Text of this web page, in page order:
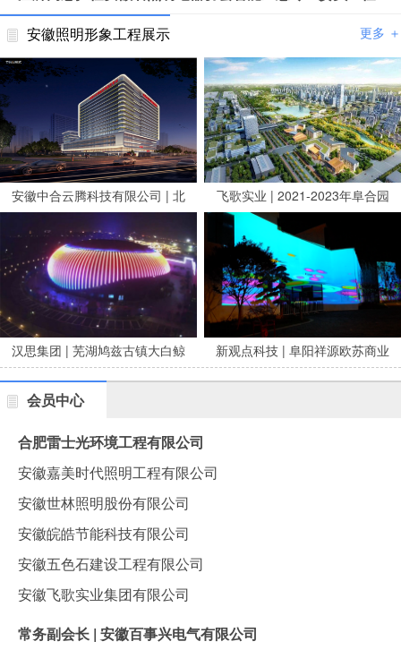
安徽照明形象工程展示
更多 ＋
安徽中合云腾科技有限公司 | 北
京安贞医院安徽医院亮化项目
飞歌实业 | 2021-2023年阜合园
区市政养修服务项目
汉思集团 | 芜湖鸠兹古镇大白鲸
新观点科技 | 阜阳祥源欧苏商业
会员中心
合肥雷士光环境工程有限公司
安徽嘉美时代照明工程有限公司
安徽世林照明股份有限公司
安徽皖皓节能科技有限公司
安徽五色石建设工程有限公司
安徽飞歌实业集团有限公司
常务副会长 | 安徽百事兴电气有限公司